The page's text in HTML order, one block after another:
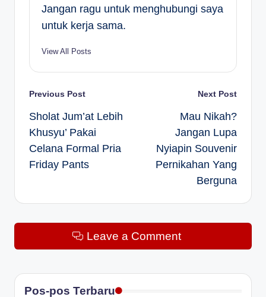
Jangan ragu untuk menghubungi saya
untuk kerja sama.
View All Posts
Post
navigation
Previous Post
Sholat Jum’at Lebih
Khusyu’ Pakai
Celana Formal Pria
Friday Pants
Next Post
Mau Nikah?
Jangan Lupa
Nyiapin Souvenir
Pernikahan Yang
Berguna
Leave a Comment
Pos-pos Terbaru